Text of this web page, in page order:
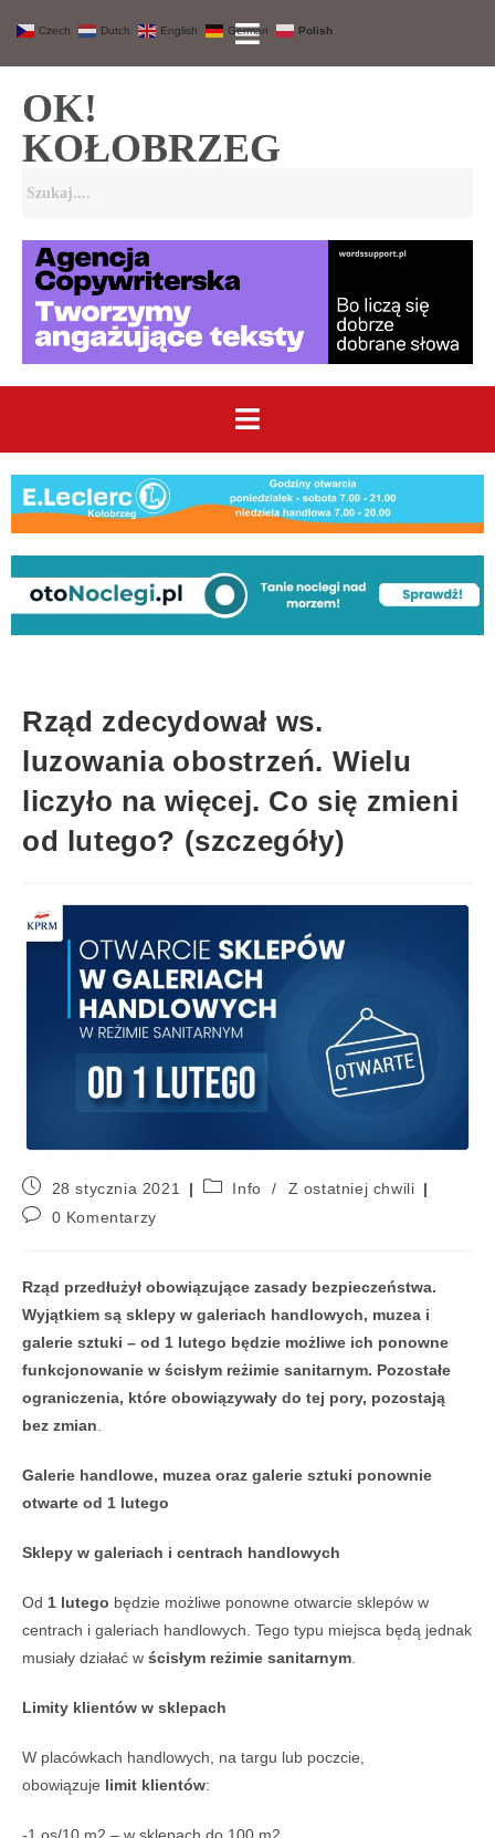
OK!
KOŁOBRZEG
Rząd zdecydował ws.
luzowania obostrzeń. Wielu
liczyło na więcej. Co się zmieni
od lutego? (szczegóły)
28 stycznia 2021 Info /
Z ostatniej chwili
0 Komentarzy
Rząd przedłużył obowiązujące zasady bezpieczeństwa.
Wyjątkiem są sklepy w galeriach handlowych, muzea i
galerie sztuki – od 1 lutego będzie możliwe ich ponowne
funkcjonowanie w ścisłym reżimie sanitarnym. Pozostałe
ograniczenia, które obowiązywały do tej pory, pozostają
bez zmian
Galerie handlowe, muzea oraz galerie sztuki ponownie
otwarte od 1 lutego
Sklepy w galeriach i centrach handlowych
Od 1 lutego będzie możliwe ponowne otwarcie sklepów w
centrach i galeriach handlowych. Tego typu miejsca będą jednak
musiały działać w ścisłym reżimie sanitarnym
Limity klientów w sklepach
W placówkach handlowych, na targu lub poczcie,
obowiązuje limit klientów:
Czech Dutch English German Polish